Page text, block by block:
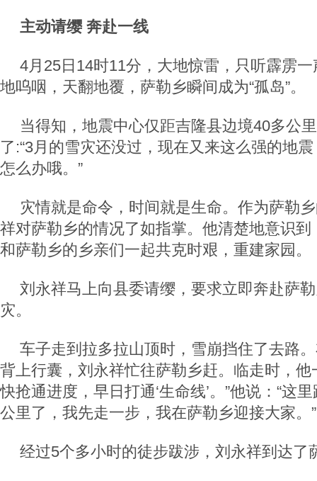
主动请缨 奔赴一线
4月25日14时11分，大地惊雷，只听霹雳
地呜咽，天翻地覆，萨勒乡瞬间成为“孤岛”。
当得知，地震中心仅距吉隆县边境40多公
了:“3月的雪灾还没过，现在又来这么强的地
怎么办哦。”
灾情就是命令，时间就是生命。作为萨勒
祥对萨勒乡的情况了如指掌。他清楚地意识
和萨勒乡的乡亲们一起共克时艰，重建家园。
刘永祥马上向县委请缨，要求立即奔赴萨
灾。
车子走到拉多拉山顶时，雪崩挡住了去路
背上行囊，刘永祥忙往萨勒乡赶。临走时，他
快抢通进度，早日打通‘生命线’。”他说：“这
公里了，我先走一步，我在萨勒乡迎接大家。”
经过5个多小时的徒步跋涉，刘永祥到达了